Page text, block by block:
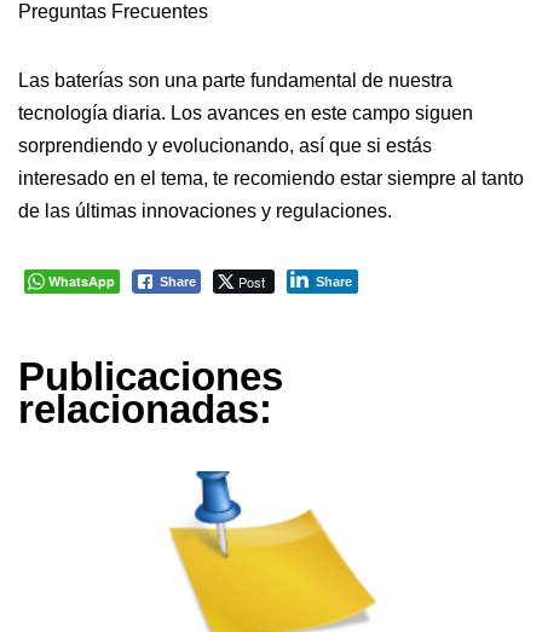
Preguntas Frecuentes
Las baterías son una parte fundamental de nuestra
tecnología diaria. Los avances en este campo siguen
sorprendiendo y evolucionando, así que si estás
interesado en el tema, te recomiendo estar siempre al tanto
de las últimas innovaciones y regulaciones.
WhatsApp Share Post Share
Publicaciones
relacionadas: